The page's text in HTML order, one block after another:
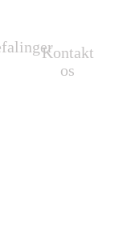
Kontakt
os